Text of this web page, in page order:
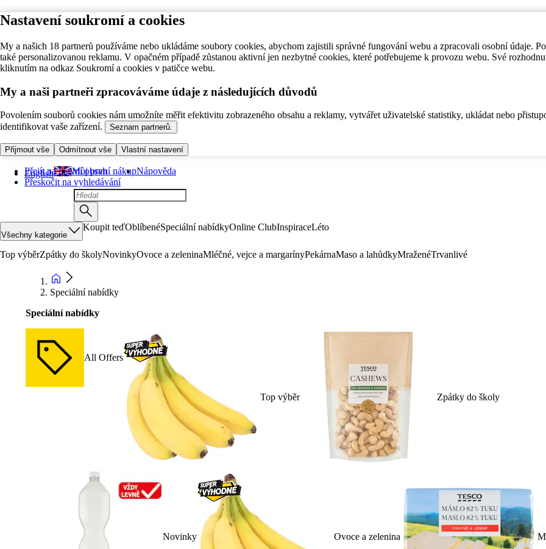
Nastavení soukromí a cookies
My a našich 18 partnerů používáme nebo ukládáme soubory cookies, abychom zajistili správné fungování webu a zpracovali osobní údaje.
také personalizovanou reklamu. V opačném případě zůstanou aktivní jen nezbytné cookies, které potřebujeme k provozu webu. Své
kliknutím na odkaz Soukromí a cookies v patičce webu.
My a naši partneři zpracováváme údaje z následujících důvodů
Povolením souborů cookies nám umožníte měřit efektivitu zobrazeného obsahu a reklamy, vytvářet uživatelské statistiky, ukládat nebo
identifikovat vaše zařízení.
Seznam partnerů.
Přijmout vše Odmítnout vše Vlastní nastavení
Přejít na hlavní obsah
Přeskočit na vyhledávání
English Můj první nákupNápověda
Všechny kategorie
Koupit teďOblíbenéSpeciální nabídkyOnline ClubInspiraceLéto
Top výběrZpátky do školyNovinkyOvoce a zeleninaMléčné, vejce a margarínyPekárnaMaso a lahůdkyMraženéTrvanlivé
Speciální nabídky
Speciální nabídky
All Offers
Top výběr Zpátky do školy
Novinky Ovoce a zelenina